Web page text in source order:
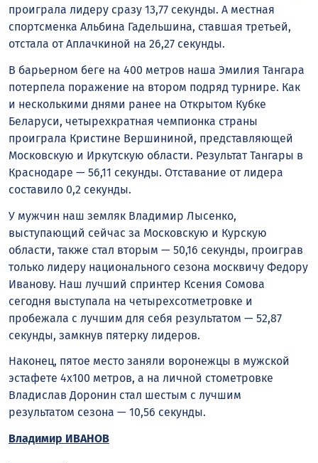
проиграла лидеру сразу 13,77 секунды. А местная
спортсменка Альбина Гадельшина, ставшая третьей,
отстала от Аплачкиной на 26,27 секунды.
В барьерном беге на 400 метров наша Эмилия Тангара
потерпела поражение на втором подряд турнире. Как
и несколькими днями ранее на Открытом Кубке
Беларуси, четырехкратная чемпионка страны
проиграла Кристине Вершининой, представляющей
Московскую и Иркутскую области. Результат Тангары в
Краснодаре — 56,11 секунды. Отставание от лидера
составило 0,2 секунды.
У мужчин наш земляк Владимир Лысенко,
выступающий сейчас за Московскую и Курскую
области, также стал вторым — 50,16 секунды, проиграв
только лидеру национального сезона москвичу Федору
Иванову. Наш лучший спринтер Ксения Сомова
сегодня выступала на четырехсотметровке и
пробежала с лучшим для себя результатом — 52,87
секунды, замкнув пятерку лидеров.
Наконец, пятое место заняли воронежцы в мужской
эстафете 4х100 метров, а на личной стометровке
Владислав Доронин стал шестым с лучшим
результатом сезона — 10,56 секунды.
Владимир ИВАНОВ